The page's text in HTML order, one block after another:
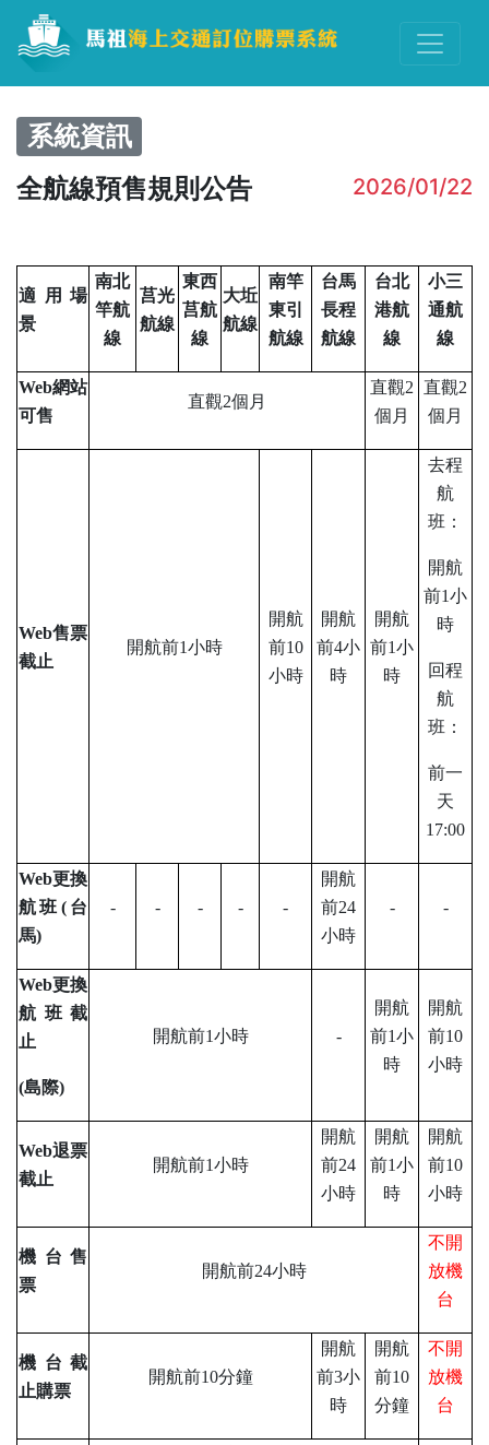
系統資訊
2026/01/22
全航線預售規則公告
適用場
景
南北
竿航
線
莒光
航線
東西
莒航
線
大坵
航線
南竿
東引
航線
台馬
長程
航線
台北
港航
線
小三
通航
線
Web網站
可售
直觀2個月
直觀2
個月
直觀2
個月
Web售票
截止
開航前1小時
開航
前10
小時
開航
前4小
時
開航
前1小
時
去程
航
班：
開航
前1小
時
回程
航
班：
前一
天
17:00
Web更換
航班(台
馬)
- - - - -
開航
前24
小時
- -
Web更換
航班截
止
(島際)
開航前1小時 -
開航
前1小
時
開航
前10
小時
Web退票
截止
開航前1小時
開航
前24
小時
開航
前1小
時
開航
前10
小時
機台售
票
開航前24小時
不開
放機
台
機台截
止購票
開航前10分鐘
開航
前3小
時
開航
前10
分鐘
不開
放機
台